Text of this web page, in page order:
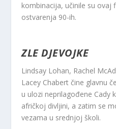
kombinacija, učinile su ovaj
ostvarenja 90-ih.
ZLE DJEVOJKE
Lindsay Lohan, Rachel
Lacey Chabert čine glavnu
u ulozi neprilagođene Cady
afričkoj divljini, a zatim se
vezama u srednjoj školi.